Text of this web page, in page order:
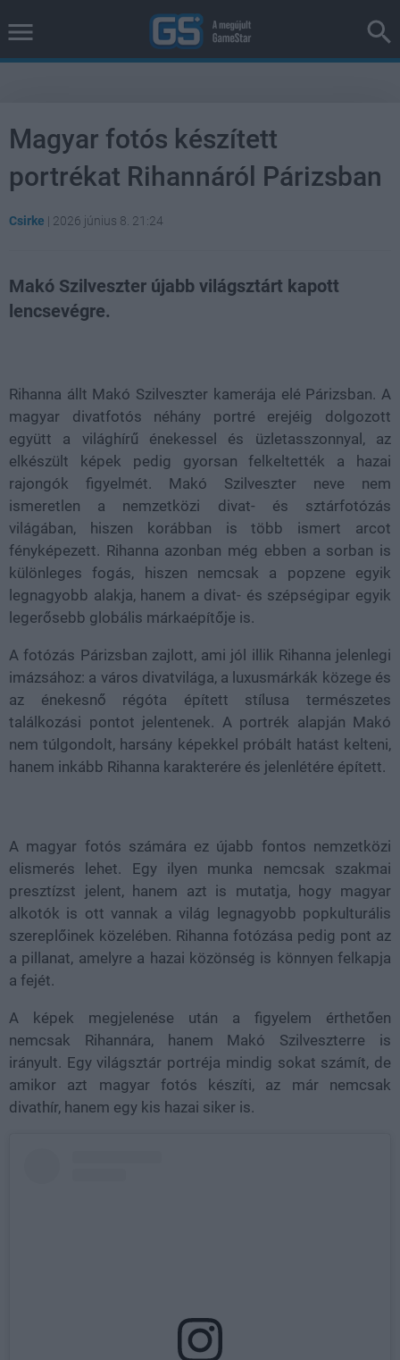
Magyar fotós készített
portrékat Rihannáról Párizsban
Csirke | 2026 június 8. 21:24
Makó Szilveszter újabb világsztárt kapott
lencsevégre.
Rihanna állt Makó Szilveszter kamerája elé Párizsban. A
magyar divatfotós néhány portré erejéig dolgozott
együtt a világhírű énekessel és üzletasszonnyal, az
elkészült képek pedig gyorsan felkeltették a hazai
rajongók figyelmét. Makó Szilveszter neve nem
ismeretlen a nemzetközi divat- és sztárfotózás
világában, hiszen korábban is több ismert arcot
fényképezett. Rihanna azonban még ebben a sorban is
különleges fogás, hiszen nemcsak a popzene egyik
legnagyobb alakja, hanem a divat- és szépségipar egyik
legerősebb globális márkaépítője is.
A fotózás Párizsban zajlott, ami jól illik Rihanna jelenlegi
imázsához: a város divatvilága, a luxusmárkák közege és
az énekesnő régóta épített stílusa természetes
találkozási pontot jelentenek. A portrék alapján Makó
nem túlgondolt, harsány képekkel próbált hatást kelteni,
hanem inkább Rihanna karakterére és jelenlétére épített.
A magyar fotós számára ez újabb fontos nemzetközi
elismerés lehet. Egy ilyen munka nemcsak szakmai
presztízst jelent, hanem azt is mutatja, hogy magyar
alkotók is ott vannak a világ legnagyobb popkulturális
szereplőinek közelében. Rihanna fotózása pedig pont az
a pillanat, amelyre a hazai közönség is könnyen felkapja
a fejét.
A képek megjelenése után a figyelem érthetően
nemcsak Rihannára, hanem Makó Szilveszterre is
irányult. Egy világsztár portréja mindig sokat számít, de
amikor azt magyar fotós készíti, az már nemcsak
divathír, hanem egy kis hazai siker is.